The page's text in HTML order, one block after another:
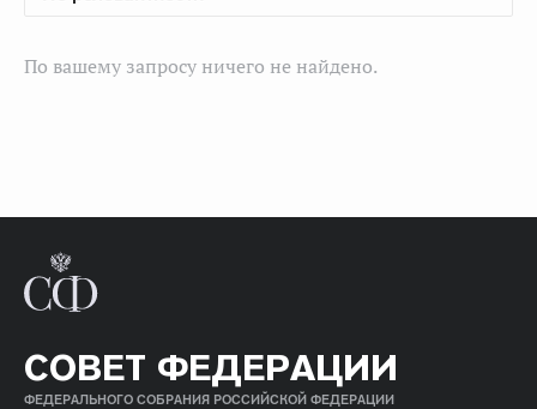
По вашему запросу ничего не найдено.
СОВЕТ ФЕДЕРАЦИИ
ФЕДЕРАЛЬНОГО СОБРАНИЯ РОССИЙСКОЙ ФЕДЕРАЦИИ